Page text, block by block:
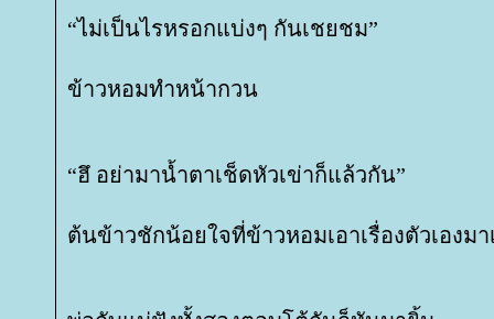
“ไม่เป็นไรหรอกแบ่งๆ กันเชยชม”
ข้าวหอมทำหน้ากวน
“ฮึ อย่ามาน้ำตาเช็ดหัวเข่าก็แล้วกัน”
ต้นข้าวชักน้อยใจที่ข้าวหอมเอาเรื่องตัวเองม